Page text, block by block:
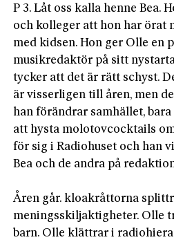
P 3. Låt oss kalla henne Bea.
och kolleger att hon har örat
med kidsen. Hon ger Olle en
musikredaktör på sitt
tycker att det är rätt schyst.
är visserligen till åren, men
han förändrar samhället,
att hysta molotovcocktails
för sig i Radiohuset och han
Bea och de andra på
Åren går. kloakråttorna
meningsskiljaktigheter. Olle
barn. Olle klättrar i